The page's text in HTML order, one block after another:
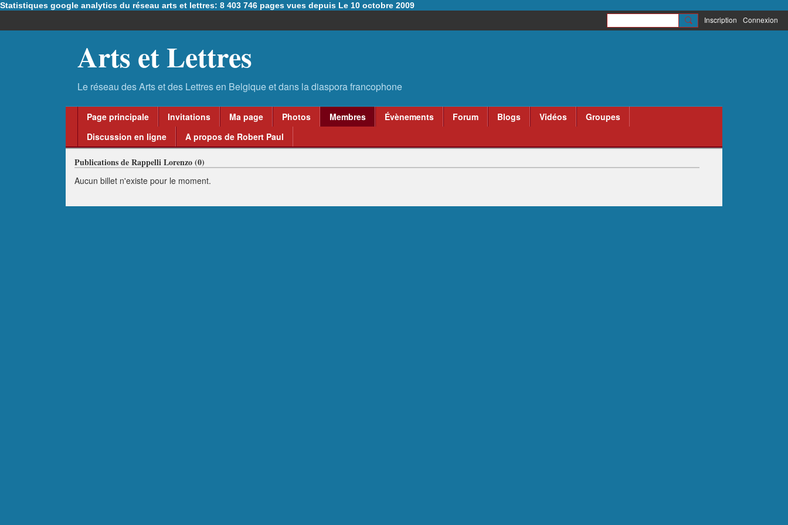
Statistiques google analytics du réseau arts et lettres: 8 403 746 pages vues depuis Le 10 octobre 2009
Inscription Connexion
Arts et Lettres
Page principale Invitations Ma page Photos Membres Évènements Forum Blogs Vidéos
Groupes
Discussion en ligne
A propos de Robert Paul
Publications de Rappelli Lorenzo (0)
Aucun billet n'existe pour le moment.